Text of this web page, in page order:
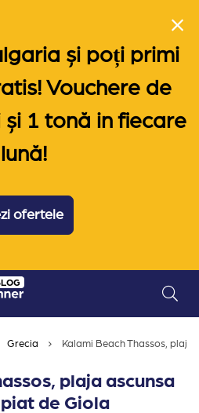
și poți primi
Vouchere de
și 1 tonă in fiecare
lună!
ofertele
Grecia Kalami Beach Thassos,
plaja ascunsa
de Giola